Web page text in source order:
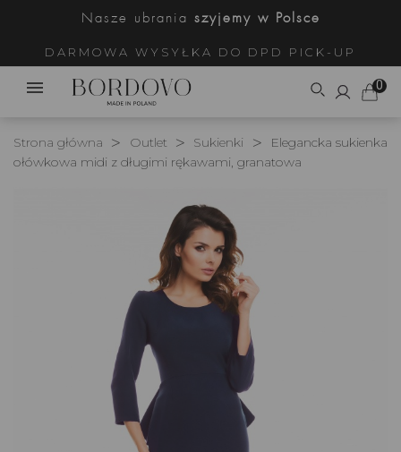
Nasze ubrania szyjemy w Polsce
DARMOWA WYSYŁKA DO DPD PICK-UP
0
Strona główna Outlet Sukienki
Elegancka sukienka
ołówkowa midi z długimi rękawami, granatowa